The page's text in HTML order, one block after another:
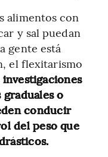
alimentos con
y sal puedan
gente está
el flexitarismo
investigaciones
o
conducir
del peso que